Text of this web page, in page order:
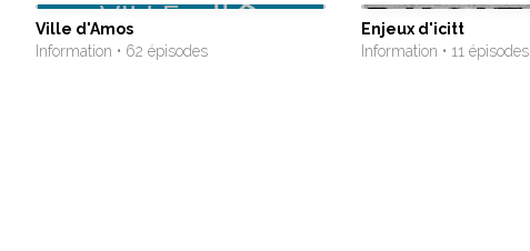
Ville d'Amos
Information • 62 épisodes
Enjeux d'icitt
Information • 11 épisodes